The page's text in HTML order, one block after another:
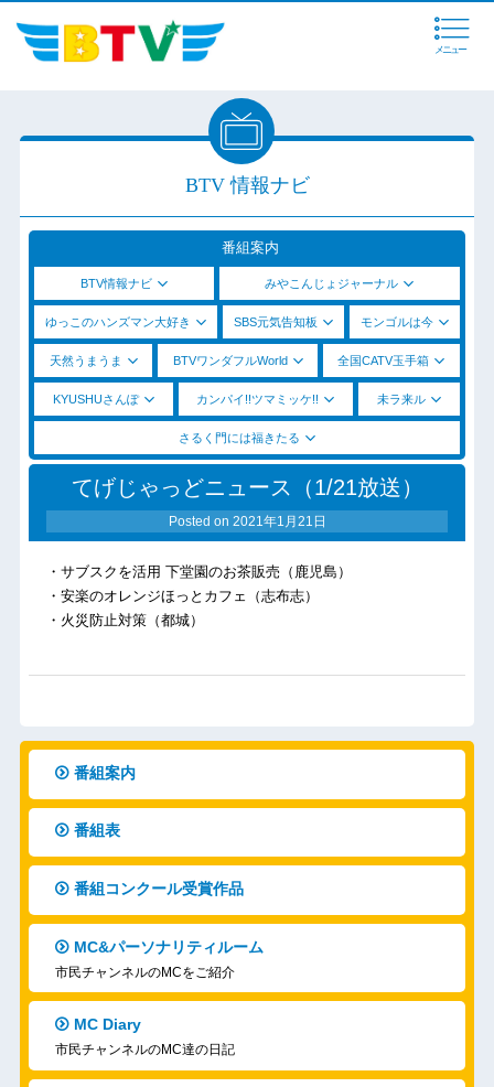
メニュー
BTV 情報ナビ
番組案内
BTV情報ナビ みやこんじょジャーナル
ゆっこのハンズマン大好き SBS元気告知板 モンゴルは今
天然うまうま BTVワンダフルWorld 全国CATV玉手箱
KYUSHUさんぽ カンパイ!!ツマミッケ!! 未ラ来ル
さるく門には福きたる
てげじゃっどニュース（1/21放送）
Posted on 2021年1月21日
・サブスクを活用 下堂園のお茶販売（鹿児島）
・安楽のオレンジほっとカフェ（志布志）
・火災防止対策（都城）
番組案内
番組表
番組コンクール受賞作品
MC&パーソナリティルーム
市民チャンネルのMCをご紹介
MC Diary
市民チャンネルのMC達の日記